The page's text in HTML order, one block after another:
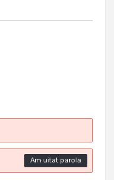
Am uitat parola